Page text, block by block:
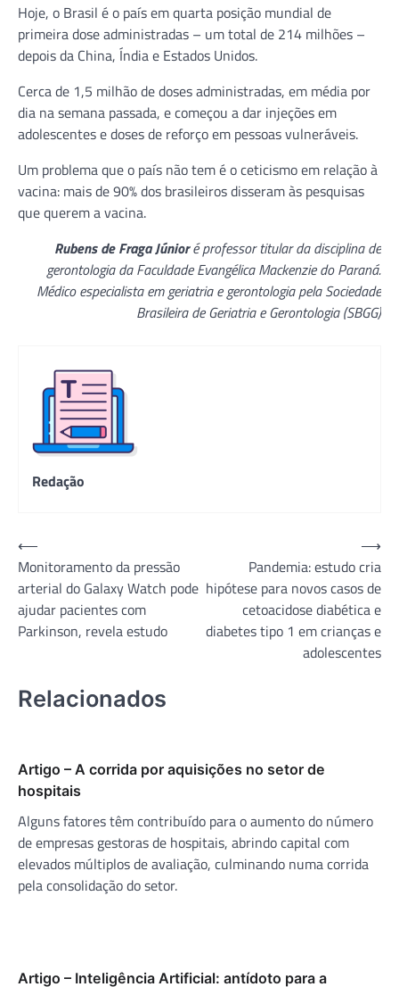
Hoje, o Brasil é o país em quarta posição mundial de
primeira dose administradas – um total de 214 milhões –
depois da China, Índia e Estados Unidos.
Cerca de 1,5 milhão de doses administradas, em média por
dia na semana passada, e começou a dar injeções em
adolescentes e doses de reforço em pessoas vulneráveis.
Um problema que o país não tem é o ceticismo em relação à
vacina: mais de 90% dos brasileiros disseram às pesquisas
que querem a vacina.
Rubens de Fraga Júnioré professor titular da disciplina de
gerontologia da Faculdade Evangélica Mackenzie do Paraná.
Médico especialista em geriatria e gerontologia pela Sociedade
Brasileira de Geriatria e Gerontologia (SBGG)
Redação
Navegação
de
Post
⟵
Monitoramento da pressão
arterial do Galaxy Watch pode
ajudar pacientes com
Parkinson, revela estudo
Pandemia: estudo cria
hipótese para novos casos de
cetoacidose diabética e
diabetes tipo 1 em crianças e
adolescentes
⟶
Relacionados
Artigo – A corrida por aquisições no setor de
hospitais
Alguns fatores têm contribuído para o aumento do número
de empresas gestoras de hospitais, abrindo capital com
elevados múltiplos de avaliação, culminando numa corrida
pela consolidação do setor.
Artigo – Inteligência Artificial: antídoto para a